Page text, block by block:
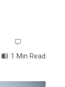
1 Min Read